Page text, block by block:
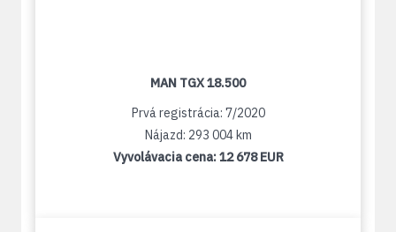
MAN TGX 18.500
Prvá registrácia: 7/2020
Nájazd: 293 004 km
Vyvolávacia cena:12 678 EUR